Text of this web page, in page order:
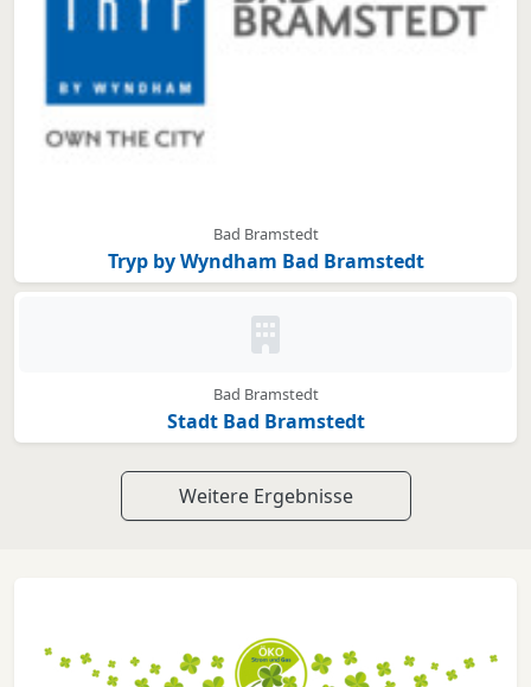
Bad Bramstedt
Tryp by Wyndham Bad Bramstedt
Kein Bild oder Logo hinterlegt
Bad Bramstedt
Stadt Bad Bramstedt
Weitere Ergebnisse